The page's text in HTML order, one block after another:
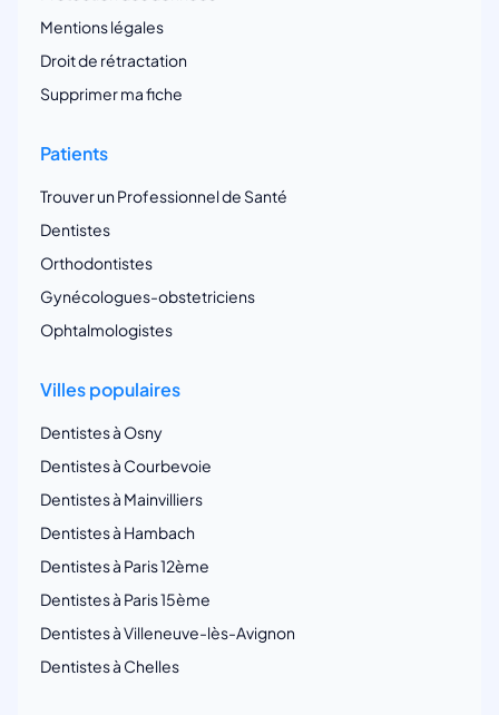
Mentions légales
Droit de rétractation
Supprimer ma fiche
Patients
Trouver un Professionnel de Santé
Dentistes
Orthodontistes
Gynécologues-obstetriciens
Ophtalmologistes
Villes populaires
Dentistes à Osny
Dentistes à Courbevoie
Dentistes à Mainvilliers
Dentistes à Hambach
Dentistes à Paris 12ème
Dentistes à Paris 15ème
Dentistes à Villeneuve-lès-Avignon
Dentistes à Chelles